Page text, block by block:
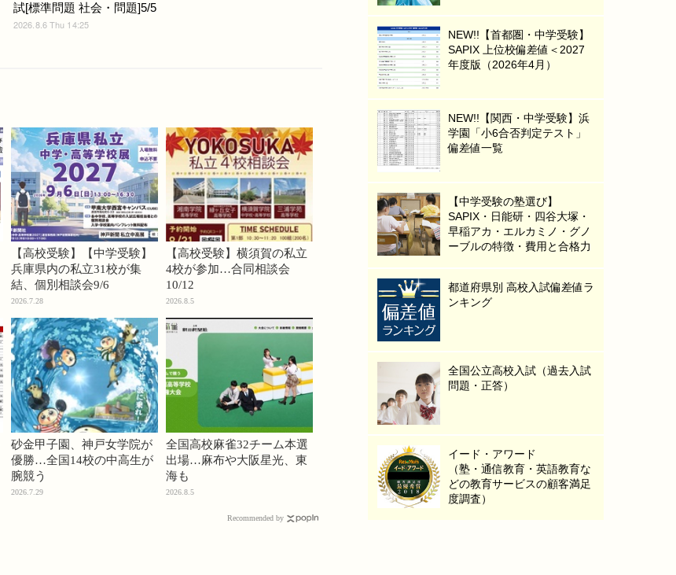
試[標準問題 社会・問題]5/5
2026.8.6 Thu 14:25
【高校受験】【中学受験】
兵庫県内の私立31校が集
結、個別相談会9/6
2026.7.28
【高校受験】横須賀の私立
4校が参加…合同相談会
10/12
2026.8.5
砂金甲子園、神戸女学院が
優勝…全国14校の中高生が
腕競う
2026.7.29
全国高校麻雀32チーム本選
出場…麻布や大阪星光、東
海も
2026.8.5
Recommended by
NEW!!【首都圏・中学受験】
SAPIX 上位校偏差値＜2027
年度版（2026年4月）
NEW!!【関西・中学受験】浜
学園「小6合否判定テスト」
偏差値一覧
【中学受験の塾選び】
SAPIX・日能研・四谷大塚・
早稲アカ・エルカミノ・グノ
ーブルの特徴・費用と合格力
都道府県別 高校入試偏差値ラ
ンキング
全国公立高校入試（過去入試
問題・正答）
イード・アワード
（塾・通信教育・英語教育な
どの教育サービスの顧客満足
度調査）